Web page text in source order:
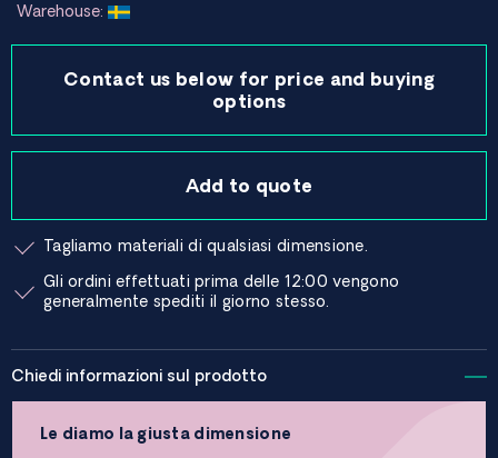
Warehouse:
Contact us below for price and buying
options
Add to quote
Tagliamo materiali di qualsiasi dimensione.
Gli ordini effettuati prima delle 12:00 vengono
generalmente spediti il ​​giorno stesso.
Chiedi informazioni sul prodotto
Le diamo la giusta dimensione